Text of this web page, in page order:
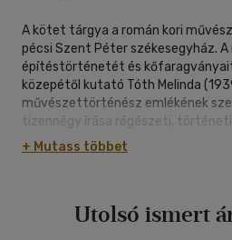
A kötet tárgya a román kori
pécsi Szent Péter székesegyház. A
építéstörténetét és
közepétől kutató Tóth Melinda
művészettörténész emlékének
tizennégy írása régészeti,
szempontból vizsgálja a
kronológiájának és
kapcsolata, a keresztény kultuszt
+ Mutass többet
Utolsó ismert